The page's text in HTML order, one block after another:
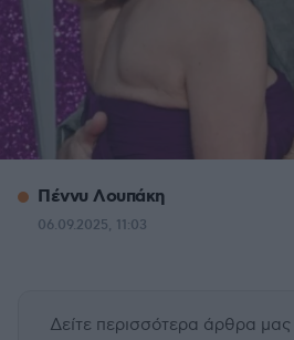
Πέννυ Λουπάκη
06.09.2025, 11:03
Δείτε περισσότερα άρθρα μας